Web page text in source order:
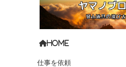
HOME
仕事を依頼